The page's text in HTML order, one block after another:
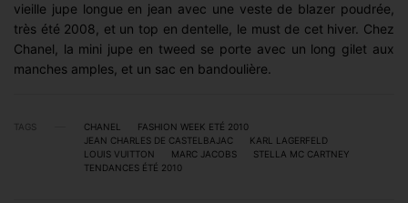
vieille jupe longue en jean avec une veste de blazer poudrée,
très été 2008, et un top en dentelle, le must de cet hiver. Chez
Chanel, la mini jupe en tweed se porte avec un long gilet aux
manches amples, et un sac en bandoulière.
TAGS CHANEL
FASHION WEEK ETÉ 2010
JEAN CHARLES DE CASTELBAJAC
KARL LAGERFELD
LOUIS VUITTON
MARC JACOBS
STELLA MC CARTNEY
TENDANCES ÉTÉ 2010